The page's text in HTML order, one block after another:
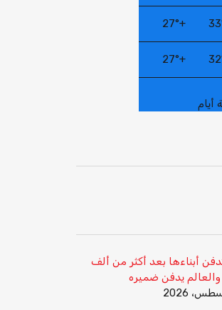
+
27°
+
27°
أيام
أبناءها بعد أكثر من ألف
يدفن ضميره